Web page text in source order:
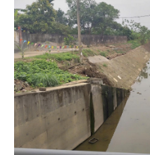
cách tiếp cận mới trong